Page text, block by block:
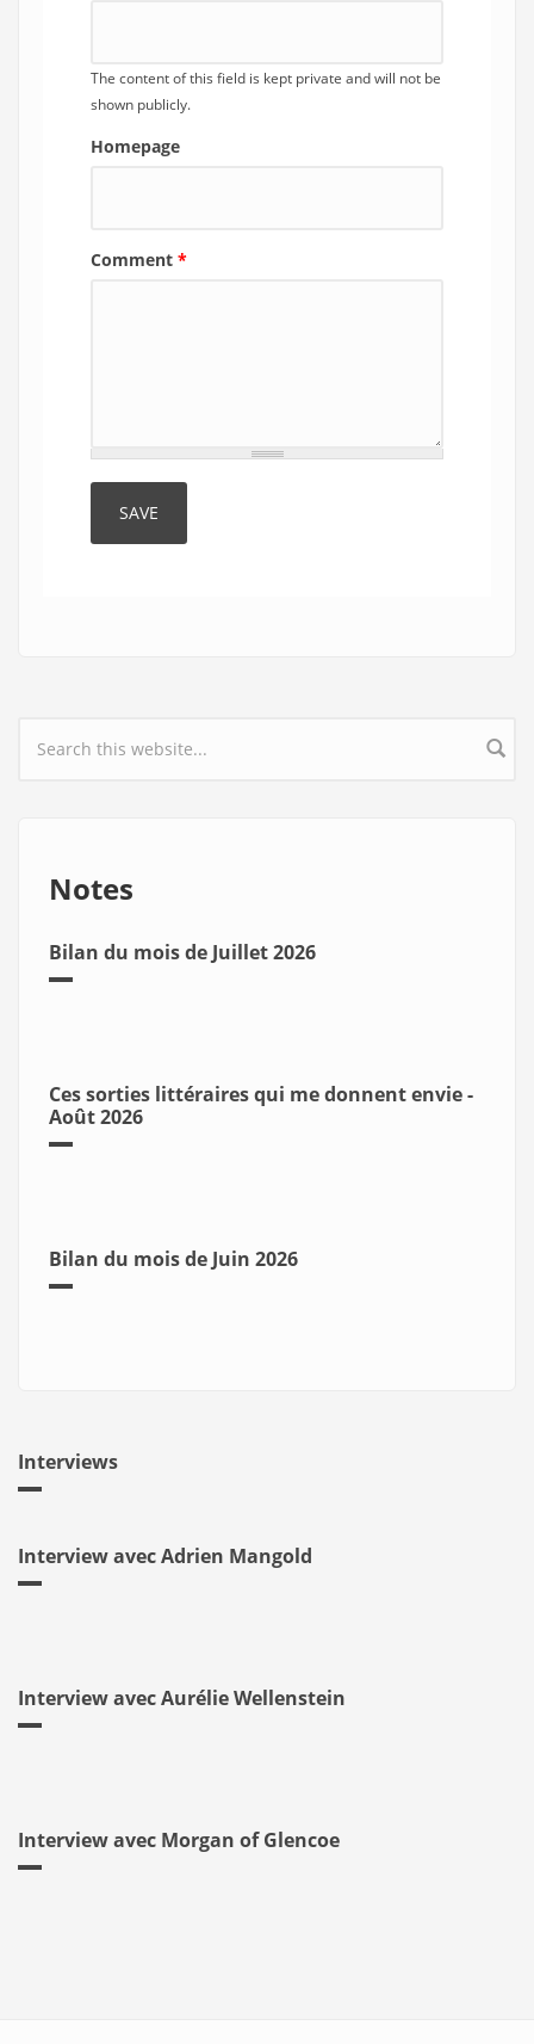
The content of this field is kept private and will not be
shown publicly.
Homepage
Comment *
Search form
Notes
Bilan du mois de Juillet 2026
Ces sorties littéraires qui me donnent envie -
Août 2026
Bilan du mois de Juin 2026
Interviews
Interview avec Adrien Mangold
Interview avec Aurélie Wellenstein
Interview avec Morgan of Glencoe